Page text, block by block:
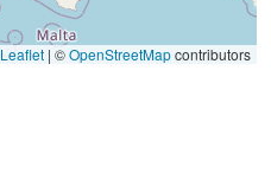
Leaflet | ©OpenStreetMapcontributors